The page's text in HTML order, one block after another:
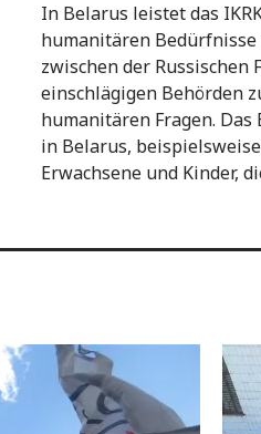
In Belarus leistet das
humanitären
zwischen der
einschlägigen Behörden
humanitären Fragen.
in Belarus,
Erwachsene und Kinder,